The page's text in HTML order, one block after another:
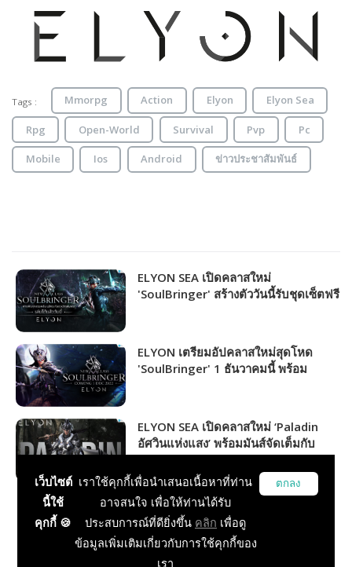
Tags : Mmorpg Action Elyon Elyon Sea
Rpg Open-World Survival Pvp Pc
Mobile Ios Android ข่าวประชาสัมพันธ์
ELYON SEA เปิดคลาสใหม่
'SoulBringer' สร้างตัววันนี้รับชุดเซ็ตฟรี
ELYON เตรียมอัปคลาสใหม่สุดโหด
'SoulBringer' 1 ธันวาคมนี้ พร้อม
ELYON SEA เปิดคลาสใหม่ ‘Paladin
อัศวินแห่งแสง’ พร้อมมันส์จัดเต็มกับ
กิจกรรมตลอดเดือนกันยายนนี้
กำลังโหลด...
เว็บไซต์
นี้ใช้
คุกกี้ 🍪
เราใช้คุกกี้เพื่อนำเสนอเนื้อหาที่ท่าน
อาจสนใจ เพื่อให้ท่านได้รับ
ประสบการณ์ที่ดียิ่งขึ้น คลิก เพื่อดู
ข้อมูลเพิ่มเติมเกี่ยวกับการใช้คุกกี้ของ
เรา
ตกลง